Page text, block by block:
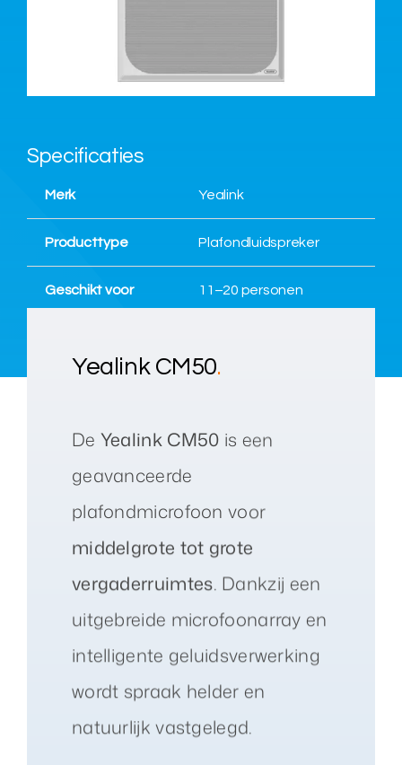
Specificaties
Merk Yealink
Producttype Plafondluidspreker
Geschikt voor 11–20 personen
Yealink CM50.
De Yealink CM50 is een
geavanceerde
plafondmicrofoon voor
middelgrote tot grote
vergaderruimtes. Dankzij een
uitgebreide microfoonarray en
intelligente geluidsverwerking
wordt spraak helder en
natuurlijk vastgelegd.